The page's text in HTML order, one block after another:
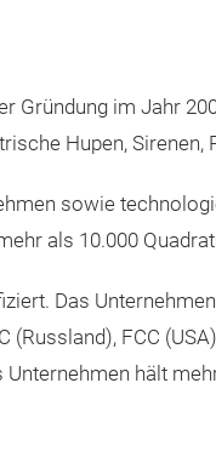
Gründung im Jahr
Hupen,
sowie
als 10.000
Das
FCC
hält